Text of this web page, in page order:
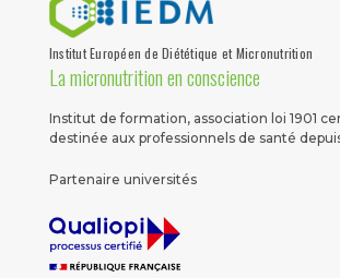
Institut Européen de Diététique et Micronutrition
La micronutrition en conscience
Institut de formation, association loi 1901
destinée aux professionnels de santé
Partenaire universités